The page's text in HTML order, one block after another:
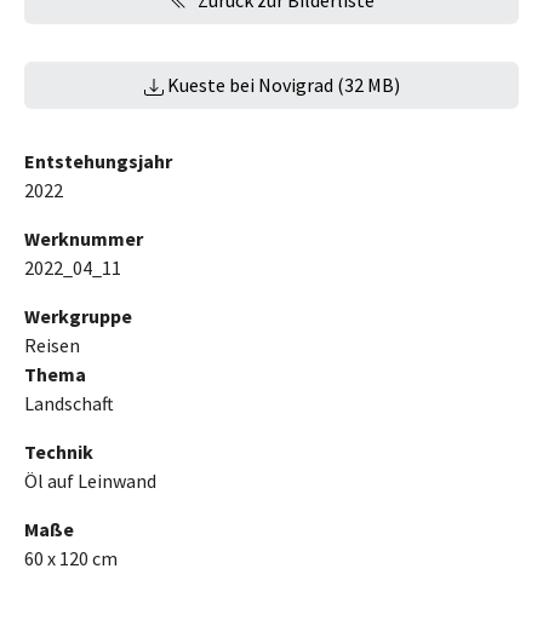
Kueste bei Novigrad (32 MB)
Entstehungsjahr
2022
Werknummer
2022_04_11
Werkgruppe
Reisen
Thema
Landschaft
Technik
Öl auf Leinwand
Maße
60 x 120 cm